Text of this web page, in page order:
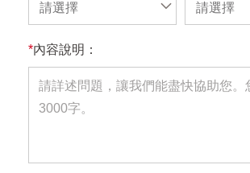
請選擇 請選擇
*內容說明：